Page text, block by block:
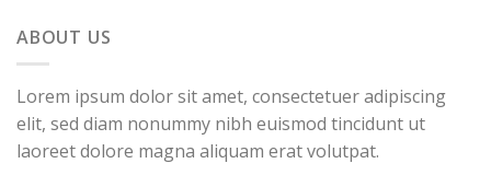
ABOUT US
Lorem ipsum dolor sit amet, consectetuer adipiscing
elit, sed diam nonummy nibh euismod tincidunt ut
laoreet dolore magna aliquam erat volutpat.